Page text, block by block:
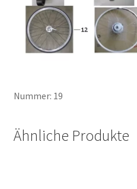
Nummer: 19
Ähnliche Produkte